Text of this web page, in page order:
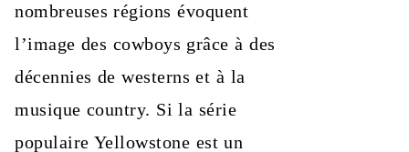
nombreuses régions évoquent
l’image des cowboys grâce à des
décennies de westerns et à la
musique country. Si la série
populaire Yellowstone est un